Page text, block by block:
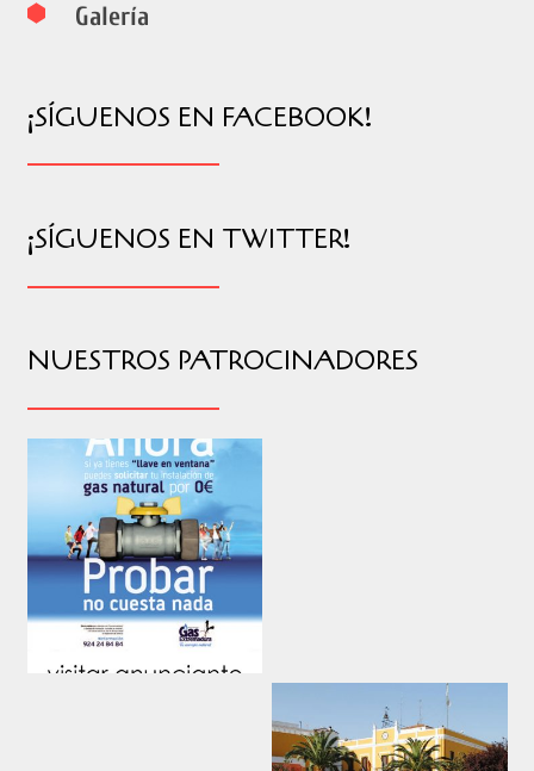
Galería
¡SÍGUENOS EN FACEBOOK!
¡SÍGUENOS EN TWITTER!
NUESTROS PATROCINADORES